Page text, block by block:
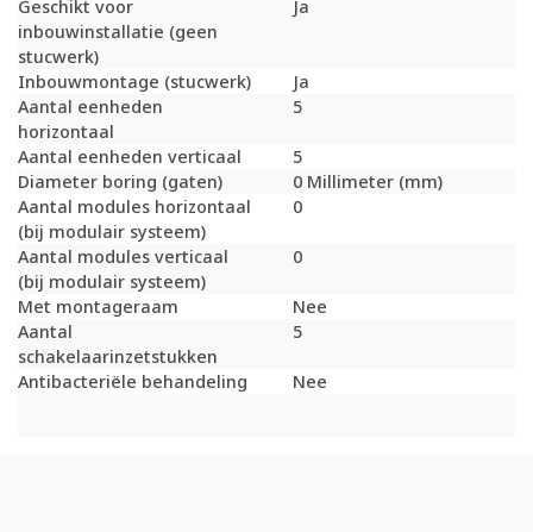
Geschikt voor
inbouwinstallatie (geen
stucwerk)
Ja
Inbouwmontage (stucwerk)
Ja
Aantal eenheden
horizontaal
5
Aantal eenheden verticaal
5
Diameter boring (gaten)
0 Millimeter (mm)
Aantal modules horizontaal
(bij modulair systeem)
0
Aantal modules verticaal
(bij modulair systeem)
0
Met montageraam
Nee
Aantal
schakelaarinzetstukken
5
Antibacteriële behandeling Nee